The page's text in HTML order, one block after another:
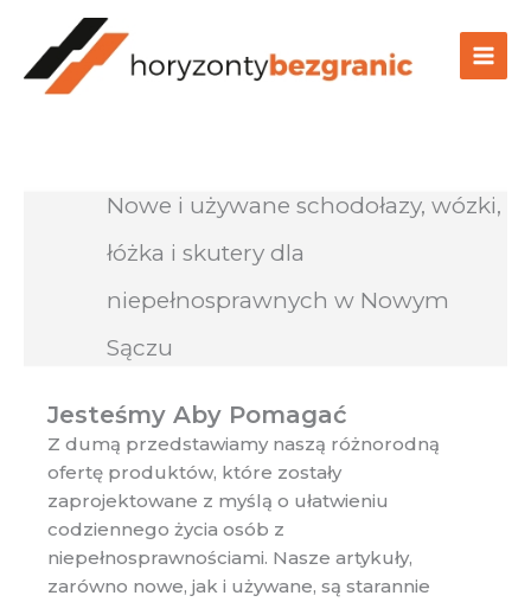
treści
Nowe i używane schodołazy, wózki,
łóżka i skutery dla
niepełnosprawnych w Nowym
Sączu
Jesteśmy Aby Pomagać
Z dumą przedstawiamy naszą różnorodną
ofertę produktów, które zostały
zaprojektowane z myślą o ułatwieniu
codziennego życia osób z
niepełnosprawnościami. Nasze artykuły,
zarówno nowe, jak i używane, są starannie